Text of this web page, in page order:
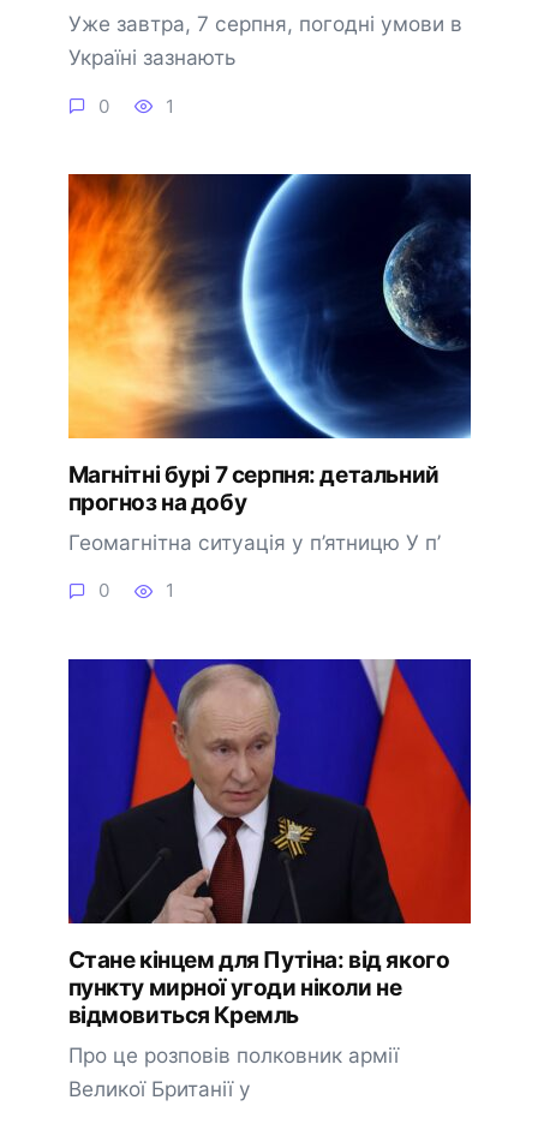
Уже завтра, 7 серпня, погодні умови в
Україні зазнають
0 1
Магнітні бурі 7 серпня: детальний
прогноз на добу
Геомагнітна ситуація у п’ятницю У п’
0 1
Стане кінцем для Путіна: від якого
пункту мирної угоди ніколи не
відмовиться Кремль
Про це розповів полковник армії
Великої Британії у